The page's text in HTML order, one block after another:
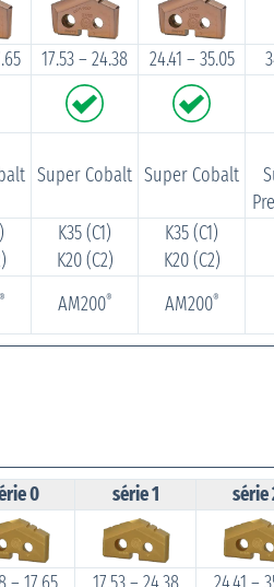
17.53 – 24.38 24.41 – 35.05
Super Cobalt Super Cobalt
K35 (C1)
K20 (C2)
K35 (C1)
K20 (C2)
AM200® AM200®
0 série 1 série
– 17.65 17.53 – 24.38 24.41 –